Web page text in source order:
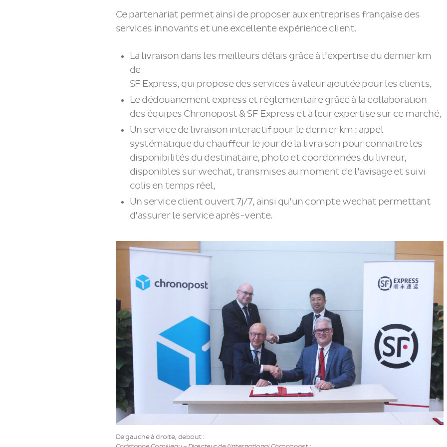
Ce partenariat permet ainsi de proposer aux entreprises française des
services innovants et une excellente expérience client.
La livraison dans les meilleurs délais grâce à l’expertise du dernier km
de
SF Express, qui propose des services à valeur ajoutée pour les clients,
Le dédouanement express et règlementaire grâce à la collaboration
des équipes Chronopost & SF Express et à leur expertise sur ce marché,
Un service de livraison interactif pour le dernier km : appel
systématique du chauffeur le jour de la livraison pour connaitre les
disponibilités du destinataire, photo et coordonnées du livreur,
disponibles sur wechat, transmises au moment de l’avisage et suivi
colis en temps réel,
Un service client ouvert 7j/7, ainsi qu’un compte wechat permettant
d’assurer le service après-vente.
De gauche à droite, debout :